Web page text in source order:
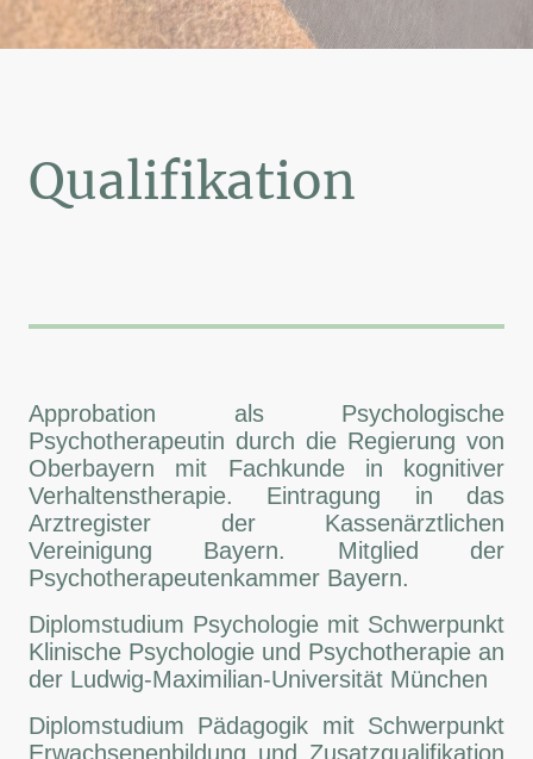
Qualifikation
Approbation als Psychologische
Psychotherapeutin durch die Regierung von
Oberbayern mit Fachkunde in kognitiver
Verhaltenstherapie. Eintragung in das
Arztregister der Kassenärztlichen
Vereinigung Bayern. Mitglied der
Psychotherapeutenkammer Bayern.
Diplomstudium Psychologie mit Schwerpunkt
Klinische Psychologie und Psychotherapie an
der Ludwig-Maximilian-Universität München
Diplomstudium Pädagogik mit Schwerpunkt
Erwachsenenbildung und Zusatzqualifikation